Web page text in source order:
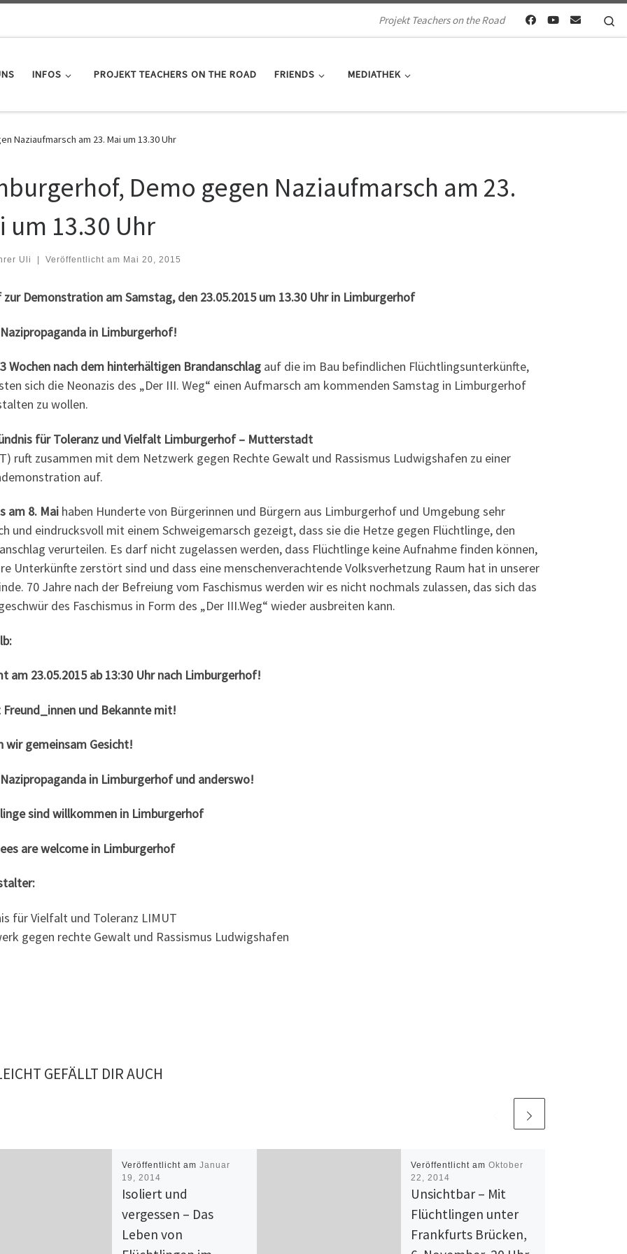
Projekt Teachers on the Road
INFOS PROJEKT TEACHERS ON THE ROAD FRIENDS MEDIATHEK
Naziaufmarsch am 23. Mai um 13.30 Uhr
Demo gegen Naziaufmarsch am 23.
um 13.30 Uhr
Uli Veröffentlicht am Mai 20, 2015
Demonstration am Samstag, den 23.05.2015 um 13.30 Uhr in Limburgerhof
in Limburgerhof!
Wochen nach dem hinterhältigen Brandanschlag auf die im Bau befindlichen Flüchtlingsunterkünfte,
sich die Neonazis des „Der III. Weg“ einen Aufmarsch am kommenden Samstag in Limburgerhof
zu wollen.
für Toleranz und Vielfalt Limburgerhof – Mutterstadt
ruft zusammen mit dem Netzwerk gegen Rechte Gewalt und Rassismus Ludwigshafen zu einer
auf.
am 8. Mai haben Hunderte von Bürgerinnen und Bürgern aus Limburgerhof und Umgebung sehr
und eindrucksvoll mit einem Schweigemarsch gezeigt, dass sie die Hetze gegen Flüchtlinge, den
verurteilen. Es darf nicht zugelassen werden, dass Flüchtlinge keine Aufnahme finden können,
Unterkünfte zerstört sind und dass eine menschenverachtende Volksverhetzung Raum hat in unserer
70 Jahre nach der Befreiung vom Faschismus werden wir es nicht nochmals zulassen, das sich das
des Faschismus in Form des „Der III.Weg“ wieder ausbreiten kann.
am 23.05.2015 ab 13:30 Uhr nach Limburgerhof!
und Bekannte mit!
wir gemeinsam Gesicht!
in Limburgerhof und anderswo!
sind willkommen in Limburgerhof
are welcome in Limburgerhof
für Vielfalt und Toleranz LIMUT
gegen rechte Gewalt und Rassismus Ludwigshafen
GEFÄLLT DIR AUCH
Veröffentlicht amJanuar
19, 2014
Isoliert und
vergessen – Das
Leben von
Veröffentlicht am Oktober
22, 2014
Unsichtbar – Mit
Flüchtlingen unter
Frankfurts Brücken,